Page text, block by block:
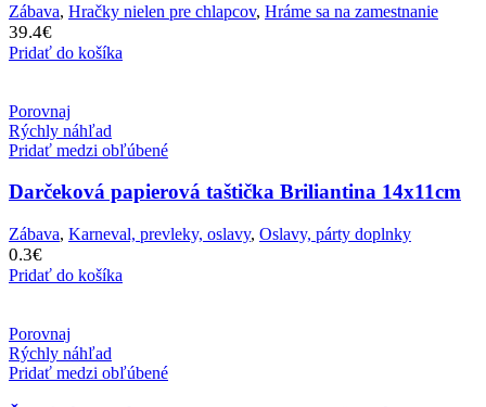
Zábava, Hračky nielen pre chlapcov, Hráme sa na zamestnanie
39.4€
Pridať do košíka
Porovnaj
Rýchly náhľad
Pridať medzi obľúbené
Darčeková papierová taštička Briliantina 14x11cm
Zábava, Karneval, prevleky, oslavy, Oslavy, párty doplnky
0.3€
Pridať do košíka
Porovnaj
Rýchly náhľad
Pridať medzi obľúbené